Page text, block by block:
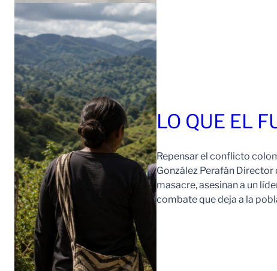
LO QUE EL
Repensar el conflicto
González Perafán Director
masacre, asesinan a un
combate que deja a la